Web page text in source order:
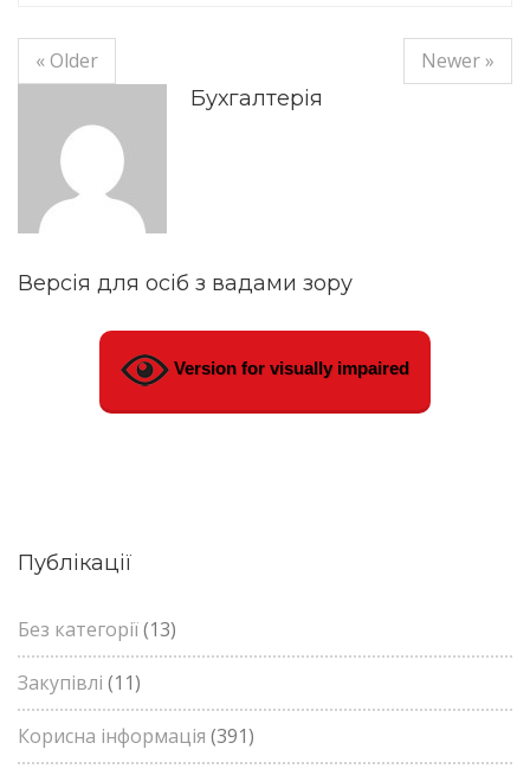
« Older
Newer »
Бухгалтерія
Версія для осіб з вадами зору
Version for visually impaired
Публікації
Без категорії(13)
Закупівлі (11)
Корисна інформація (391)